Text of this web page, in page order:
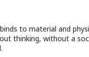
to material and
thinking, without a